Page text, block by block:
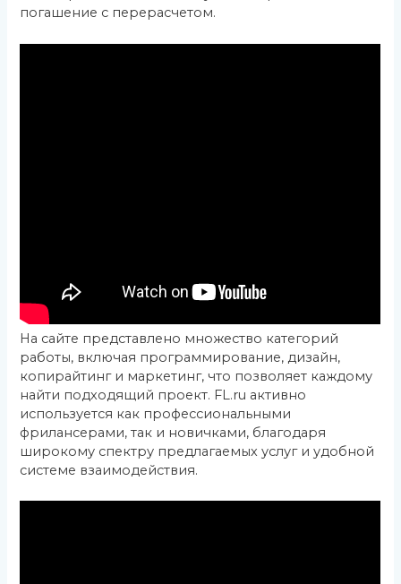
погашение с перерасчетом.
На сайте представлено множество категорий
работы, включая программирование, дизайн,
копирайтинг и маркетинг, что позволяет каждому
найти подходящий проект. FL.ru активно
используется как профессиональными
фрилансерами, так и новичками, благодаря
широкому спектру предлагаемых услуг и удобной
системе взаимодействия.